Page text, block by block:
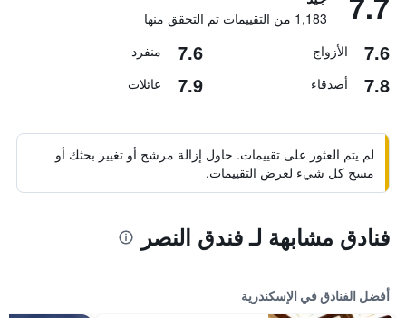
1,183 من التقييمات تم التحقق منها
7.6 الأزواج 7.6 منفرد
7.8 أصدقاء 7.9 عائلات
لم يتم العثور على تقييمات. حاول إزالة مرشح أو تغيير بحثك أو
مسح كل شيء لعرض التقييمات.
فنادق مشابهة لـ فندق النصر
أفضل الفنادق في الإسكندرية